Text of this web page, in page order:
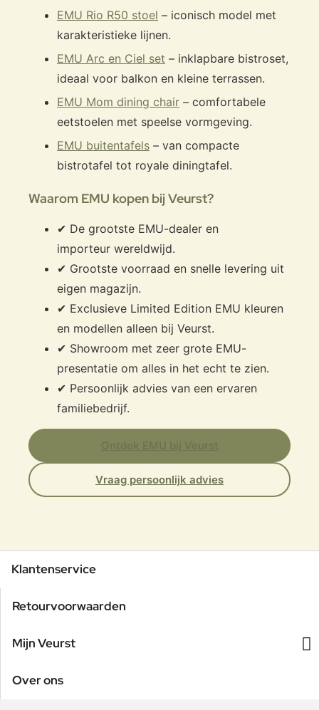
EMU Rio R50 stoel – iconisch model met
karakteristieke lijnen.
EMU Arc en Ciel set – inklapbare bistroset,
ideaal voor balkon en kleine terrassen.
EMU Mom dining chair – comfortabele
eetstoelen met speelse vormgeving.
EMU buitentafels – van compacte
bistrotafel tot royale diningtafel.
Waarom EMU kopen bij Veurst?
✔ De grootste EMU-dealer en
importeur wereldwijd.
✔ Grootste voorraad en snelle levering uit
eigen magazijn.
✔ Exclusieve Limited Edition EMU kleuren
en modellen alleen bij Veurst.
✔ Showroom met zeer grote EMU-
presentatie om alles in het echt te zien.
✔ Persoonlijk advies van een ervaren
familiebedrijf.
Vraag persoonlijk advies
Klantenservice
Retourvoorwaarden
Mijn Veurst
Over ons